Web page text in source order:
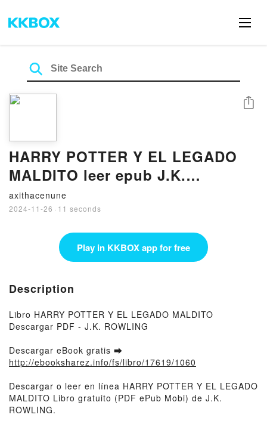
HARRY POTTER Y EL LEGADO
MALDITO leer epub J.K.
ROWLING
axithacenune
2024-11-26 · 11 seconds
Share
Play in KKBOX app for free
Description
Libro HARRY POTTER Y EL LEGADO MALDITO
Descargar PDF - J.K. ROWLING
Descargar eBook gratis ➡
http://ebooksharez.info/fs/libro/17619/1060
Descargar o leer en línea HARRY POTTER Y EL LEGADO
MALDITO Libro gratuito (PDF ePub Mobi) de J.K.
ROWLING.